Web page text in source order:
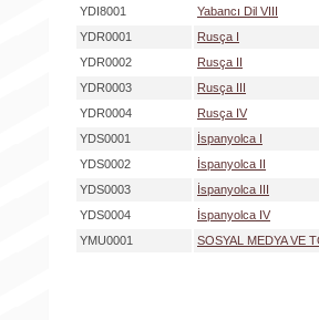
YDI8001
Yabancı Dil VIII
YDR0001
Rusça I
YDR0002
Rusça II
YDR0003
Rusça III
YDR0004
Rusça IV
YDS0001
İspanyolca I
YDS0002
İspanyolca II
YDS0003
İspanyolca III
YDS0004
İspanyolca IV
YMU0001
SOSYAL MEDYA VE